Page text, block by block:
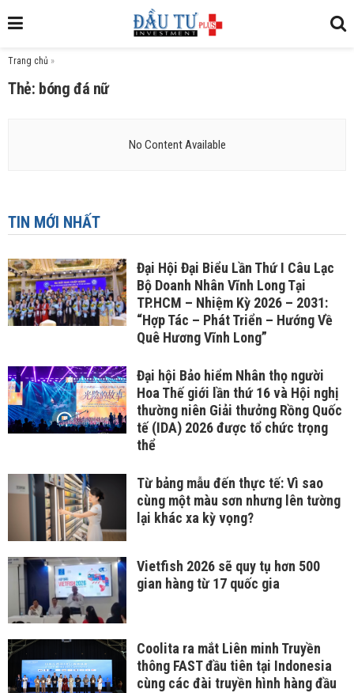
Trang chủ »
Thẻ: bóng đá nữ
No Content Available
TIN MỚI NHẤT
Đại Hội Đại Biểu Lần Thứ I Câu Lạc
Bộ Doanh Nhân Vĩnh Long Tại
TP.HCM – Nhiệm Kỳ 2026 – 2031:
“Hợp Tác – Phát Triển – Hướng Về
Quê Hương Vĩnh Long”
Đại hội Bảo hiểm Nhân thọ người
Hoa Thế giới lần thứ 16 và Hội nghị
thường niên Giải thưởng Rồng Quốc
tế (IDA) 2026 được tổ chức trọng
thể
Từ bảng mẫu đến thực tế: Vì sao
cùng một màu sơn nhưng lên tường
lại khác xa kỳ vọng?
Vietfish 2026 sẽ quy tụ hơn 500
gian hàng từ 17 quốc gia
Coolita ra mắt Liên minh Truyền
thông FAST đầu tiên tại Indonesia
cùng các đài truyền hình hàng đầu